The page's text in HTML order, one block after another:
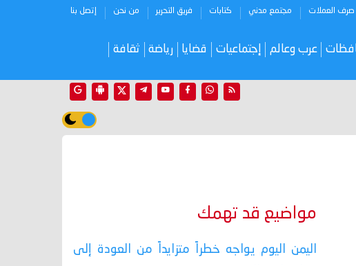
صرف العملات مجتمع مدني كتابات فريق التحرير من نحن إتصل بنا
عرب وعالم إجتماعيات قضايا رياضة ثقافة
مواضيع قد تهمك
اليمن اليوم يواجه خطراً متزايداً من العودة إلى